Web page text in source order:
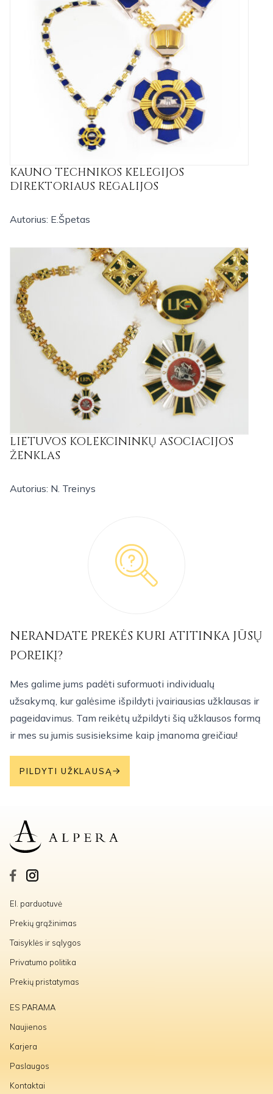
KAUNO TECHNIKOS KELEGIJOS
DIREKTORIAUS REGALIJOS
Autorius: E.Špetas
LIETUVOS KOLEKCININKŲ ASOCIACIJOS
ŽENKLAS
Autorius: N. Treinys
NERANDATE PREKĖS KURI ATITINKA JŪSŲ
POREIKĮ?
Mes galime jums padėti suformuoti individualų
užsakymą, kur galėsime išpildyti įvairiausias užklausas ir
pageidavimus. Tam reikėtų užpildyti šią užklausos formą
ir mes su jumis susisieksime kaip įmanoma greičiau!
PILDYTI UŽKLAUSĄ
El. parduotuvė
Prekių grąžinimas
Taisyklės ir sąlygos
Privatumo politika
Prekių pristatymas
ES PARAMA
Naujienos
Karjera
Paslaugos
Kontaktai